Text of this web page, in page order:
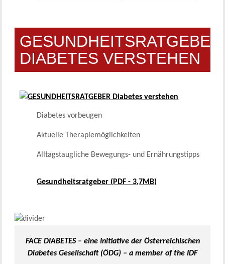
DIABETES VERSTEHEN
Diabetes vorbeugen
Aktuelle Therapiemöglichkeiten
Alltagstaugliche Bewegungs- und Ernährungstipps
Gesundheitsratgeber (PDF - 3,7MB)
FACE DIABETES – eine Initiative der Österreichischen
Diabetes Gesellschaft (ÖDG) – a member of the IDF